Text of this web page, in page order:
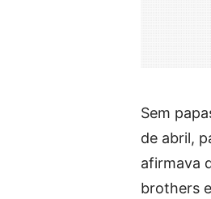
Sem
de abril,
afirmava
brothers